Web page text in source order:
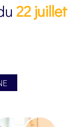
22 juillet